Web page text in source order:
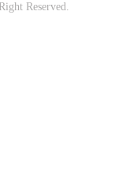
Reserved.